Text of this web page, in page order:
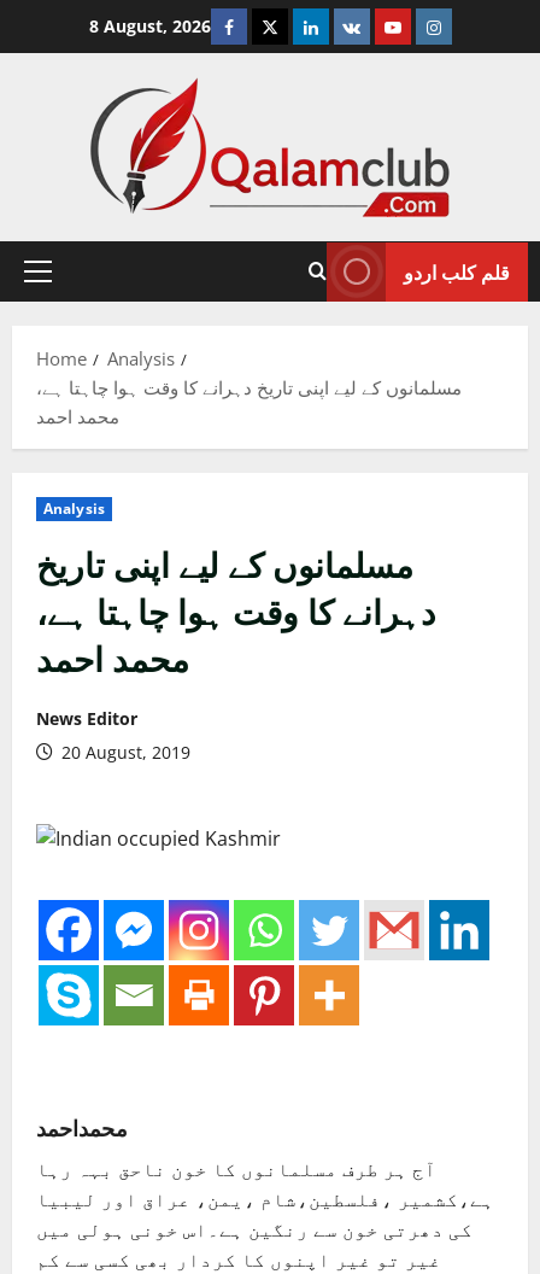
8 August, 2026 Facebook
TwitterLinkedin
VK YoutubeInstagram
Primary
قلم کلب اردو
Home
Analysis
مسلمانوں کے لیے اپنی تاریخ دہرانے کا وقت ہوا چاہتا ہے،
محمد احمد
Analysis
مسلمانوں کے لیے اپنی تاریخ
دہرانے کا وقت ہوا چاہتا ہے،
محمد احمد
News Editor
20 August, 2019
محمداحمد
آج ہر طرف مسلمانوں کا خون ناحق بہہ رہا
ہے،کشمیر ،فلسطین،شام ،یمن، عراق اور لیبیا
کی دھرتی خون سے رنگین ہے۔اس خونی ہولی میں
غیر تو غیر اپنوں کا کردار بھی کسی سے کم